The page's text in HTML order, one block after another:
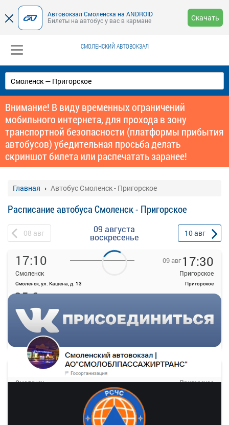
Автовокзал Смоленска на ANDROID
Билеты на автобус у вас в кармане
Скачать
СМОЛЕНСКИЙ АВТОВОКЗАЛ
Внимание! В виду временных ограничений
мобильного интернета, для прохода в зону
транспортной безопасности (платформы прибытия
автобусов) убедительная просьба делать
скриншот билета или распечатать заранее!
Главная Автобус Смоленск - Пригорское
Расписание автобуса Смоленск - Пригорское
08 авг 09 августа
воскресенье 10авг
17:10
Смоленск
Смоленск, ул. Кашена, д. 13
09 авг 17:30
Пригорское
Пригорское
Детали рейса
85.6
17 свободных мест
17:50
Смоленск
09 авг18:10
Пригорское